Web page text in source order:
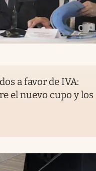
a favor de IVA:
el nuevo cupo y los